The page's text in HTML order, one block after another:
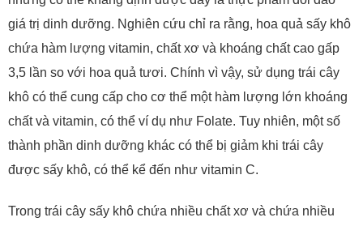
giá trị dinh dưỡng. Nghiên cứu chỉ ra rằng, hoa quả sấy khô
chứa hàm lượng vitamin, chất xơ và khoáng chất cao gấp
3,5 lần so với hoa quả tươi. Chính vì vậy, sử dụng trái cây
khô có thể cung cấp cho cơ thể một hàm lượng lớn khoáng
chất và vitamin, có thể ví dụ như Folate. Tuy nhiên, một số
thành phần dinh dưỡng khác có thể bị giảm khi trái cây
được sấy khô, có thể kể đến như vitamin C.
Trong trái cây sấy khô chứa nhiều chất xơ và chứa nhiều